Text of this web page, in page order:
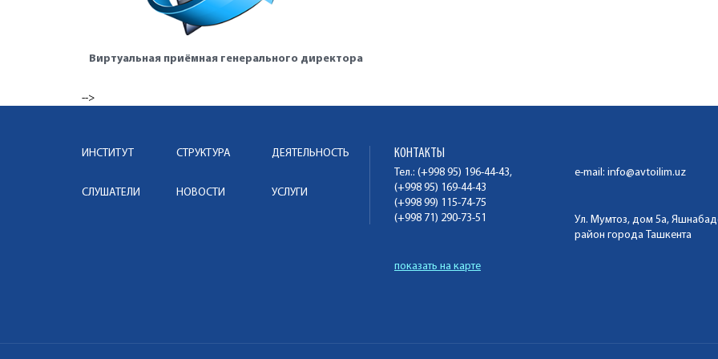
Виртуальная приёмная генерального директора
-->
ИНСТИТУТ СТРУКТУРА ДЕЯТЕЛЬНОСТЬ
СЛУШАТЕЛИ НОВОСТИ УСЛУГИ
КОНТАКТЫ
Тел.: (+998 95) 196-44-43,
(+998 95) 169-44-43
(+998 99) 115-74-75
(+998 71) 290-73-51
e-mail: info@avtoilim.uz
Ул. Мумтоз, дом 5а,
район города Ташкента
показать на карте